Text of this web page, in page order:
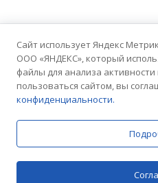
Политика конфиденциальности
Условия использования
Сайт университета
© 2025 Embit. Все
Сайт использует Яндекс
ООО «ЯНДЕКС», который
файлы для анализа
пользоваться сайтом, вы
конфиденциальности.